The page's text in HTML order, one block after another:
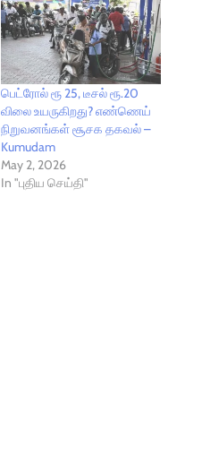
பெட்ரோல் ரூ 25, டீசல் ரூ.20
விலை உயருகிறது? எண்ணெய்
நிறுவனங்கள் சூசக தகவல் –
Kumudam
May 2, 2026
In "புதிய செய்தி"